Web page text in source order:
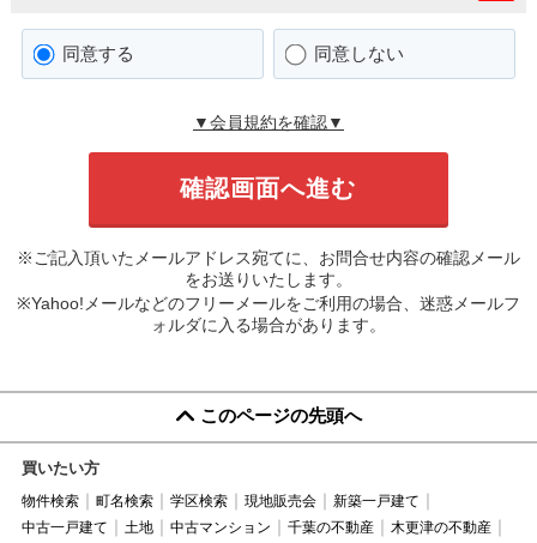
同意する 同意しない
▼会員規約を確認▼
※ご記入頂いたメールアドレス宛てに、お問合せ内容の確認メール
をお送りいたします。
※Yahoo!メールなどのフリーメールをご利用の場合、迷惑メールフ
ォルダに入る場合があります。
このページの先頭へ
買いたい方
物件検索 町名検索 学区検索 現地販売会
新築一戸建て
中古一戸建て
土地 中古マンション 千葉の不動産
木更津の不動産